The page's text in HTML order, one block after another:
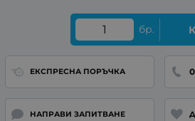
бр.
ЕКСПРЕСНА ПОРЪЧКА
НАПРАВИ ЗАПИТВАНЕ